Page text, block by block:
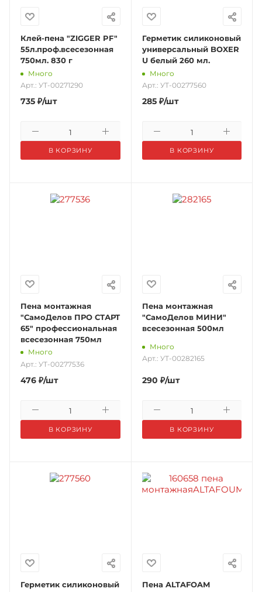
Клей-пена "ZIGGER PF"
55л.проф.всесезонная
750мл. 830 г
Много
Арт.: УТ-00271290
735 ₽/шт
В КОРЗИНУ
Герметик силиконовый
универсальный BOXER
U белый 260 мл.
Много
Арт.: УТ-00277560
285₽/шт
В КОРЗИНУ
Пена монтажная
"СамоДелов ПРО СТАРТ
65" профессиональная
всесезонная 750мл
Много
Арт.: УТ-00277536
476 ₽/шт
В КОРЗИНУ
Пена монтажная
"СамоДелов МИНИ"
всесезонная 500мл
Много
Арт.: УТ-00282165
290 ₽/шт
В КОРЗИНУ
Герметик силиконовый
Пена ALTAFOAM